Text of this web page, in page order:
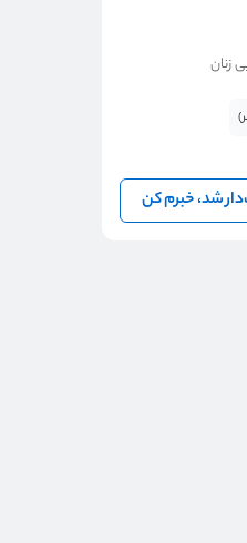
زنان
شد، خبرم کن